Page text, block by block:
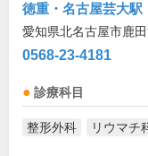
徳重・名古屋芸大駅
愛知県北名古屋市鹿
0568-23-4181
診療科目
整形外科 リウマチ